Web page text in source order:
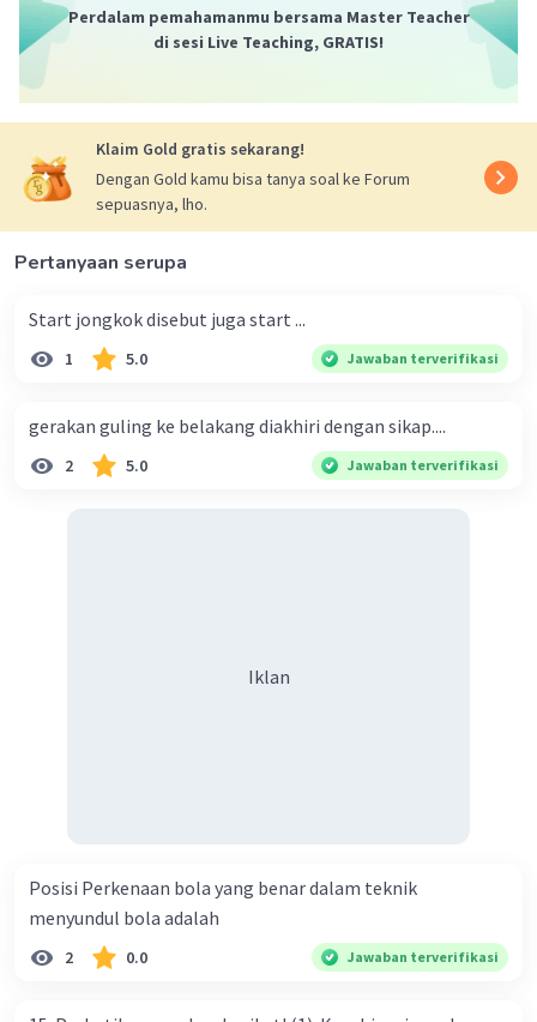
Perdalam pemahamanmu bersama Master Teacher
di sesi Live Teaching, GRATIS!
Klaim Gold gratis sekarang!
Dengan Gold kamu bisa tanya soal ke Forum
sepuasnya, lho.
Pertanyaan serupa
Start jongkok disebut juga start ...
1 5.0 Jawaban terverifikasi
gerakan guling ke belakang diakhiri dengan sikap....
2 5.0 Jawaban terverifikasi
Iklan
Posisi Perkenaan bola yang benar dalam teknik
menyundul bola adalah​
2 0.0 Jawaban terverifikasi